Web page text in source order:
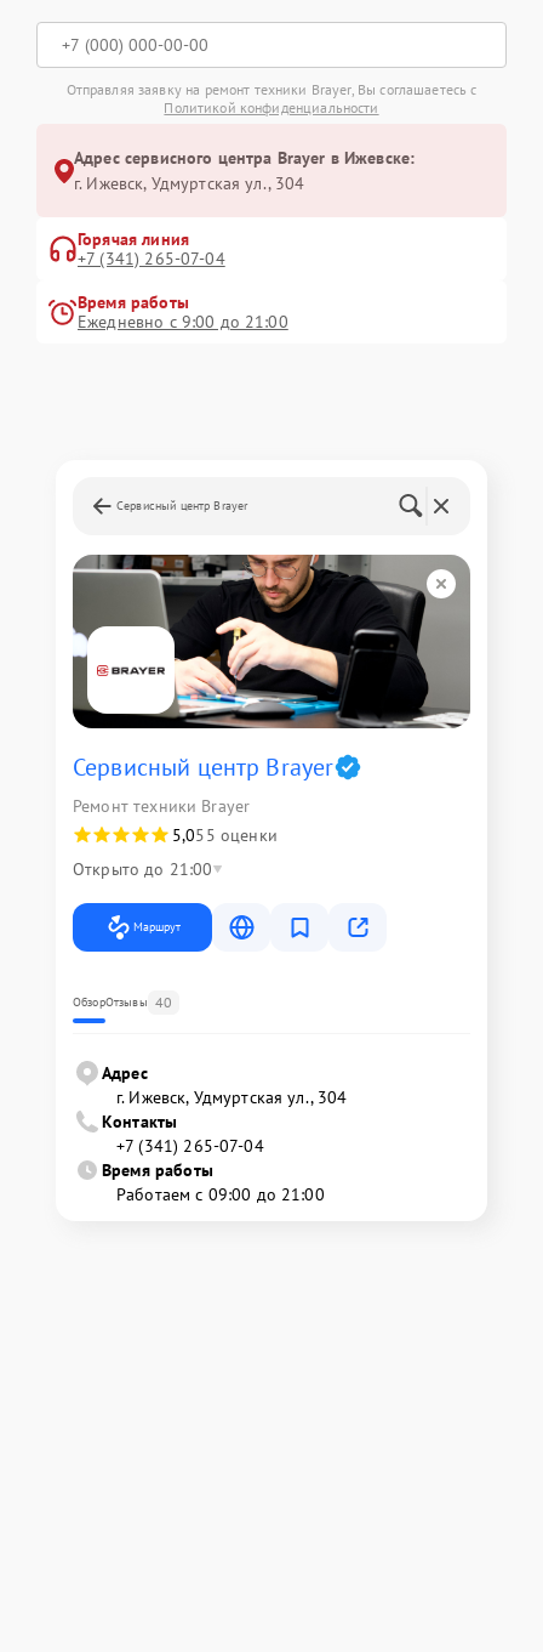
Отправляя заявку на ремонт техники Brayer, Вы соглашаетесь с
Политикой конфиденциальности
Адрес сервисного центра Brayer в Ижевске:
г. Ижевск, Удмуртская ул., 304
Горячая линия
+7 (341) 265-07-04
Время работы
Ежедневно с 9:00 до 21:00
Сервисный центр Brayer
Сервисный центр Brayer
Ремонт техники Brayer
5,055 оценки
Открыто до 21:00
Маршрут
ОбзорОтзывы 40
Адрес
г. Ижевск, Удмуртская ул., 304
Контакты
+7 (341) 265-07-04
Время работы
Работаем с 09:00 до 21:00